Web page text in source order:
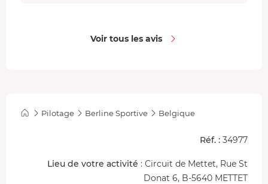
Voir tous les avis
Pilotage Berline Sportive Belgique
Réf. : 34977
Lieu de votre activité : Circuit de Mettet, Rue St
Donat 6, B-5640 METTET